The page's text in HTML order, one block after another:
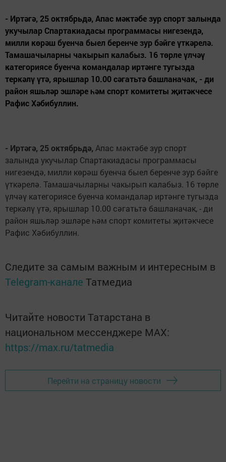
- Иртәгә, 25 октябрьдә, Апас мәктәбе зур спорт залында
укучылар Спартакиадасы программасы нигезендә,
милли көрәш буенча быел беренче зур бәйге үткәрелә.
Тамашачыларны чакырып калабыз. 16 төрле үлчәү
категориясе буенча командалар иртәнге тугызда
теркәлү үтә, ярышлар 10.00 сәгатьтә башланачак, - ди
район яшьләр эшләре һәм спорт комитеты җитәкчесе
Рафис Хәбибуллин.
- Иртәгә, 25 октябрьдә, Апас мәктәбе зур спорт
залында укучылар Спартакиадасы программасы
нигезендә, милли көрәш буенча быел беренче зур бәйге
үткәрелә. Тамашачыларны чакырып калабыз. 16 төрле
үлчәү категориясе буенча командалар иртәнге тугызда
теркәлү үтә, ярышлар 10.00 сәгатьтә башланачак, - ди
район яшьләр эшләре һәм спорт комитеты җитәкчесе
Рафис Хәбибуллин.
Следите за самым важным и интересным в
Telegram-канале Татмедиа
Читайте новости Татарстана в
национальном мессенджере MАХ:
https://max.ru/tatmedia
Перейти на страницу новости